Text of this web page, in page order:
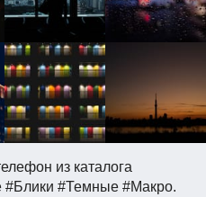
из каталога
#Блики #Темные #Макро.